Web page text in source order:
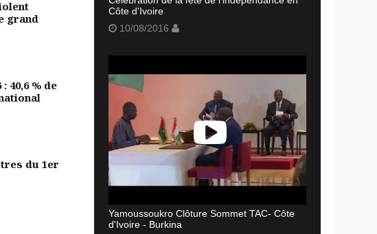
grand
40,6 % de
du 1er
Côte d'Ivoire
10/08/2016
Yamoussoukro Clôture Sommet TAC- Côte
d'Ivoire - Burkina